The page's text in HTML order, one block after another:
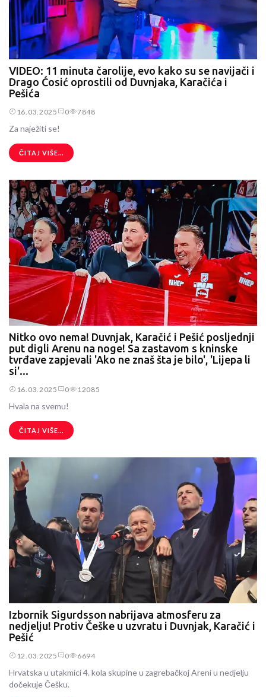
VIDEO: 11 minuta čarolije, evo kako su se navijači i
Drago Ćosić oprostili od Duvnjaka, Karačića i
Pešića
16.03.2025 0 7848
Za naježiti se!
ČITAJ VIŠE...
Nitko ovo nema! Duvnjak, Karačić i Pešić posljednji
put digli Arenu na noge! Sa zastavom s kninske
tvrđave zapjevali 'Ako ne znaš šta je bilo', 'Lijepa li
si'...
16.03.2025 0 12085
Hvala na svemu!
ČITAJ VIŠE...
Izbornik Sigurdsson nabrijava atmosferu za
nedjelju! Protiv Češke u uzvratu i Duvnjak, Karačić i
Pešić
12.03.2025 0 6694
Hrvatska u utakmici 4. kola skupine u zagrebačkoj Areni u nedjelju
dočekuje Češku.